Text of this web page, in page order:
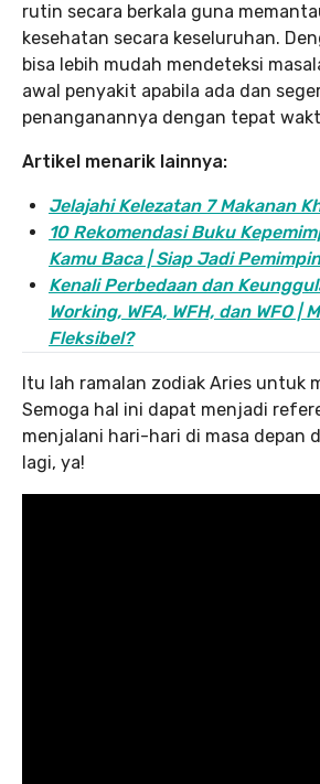
rutin secara berkala guna
kesehatan secara keseluruhan.
bisa lebih mudah mendeteksi
awal penyakit apabila ada dan
penanganannya dengan tepat
Artikel menarik lainnya:
Jelajahi Kelezatan 7 Makanan
10 Rekomendasi Buku
Kamu Baca | Siap Jadi
Kenali Perbedaan dan
Working, WFA, WFH, dan WFO |
Fleksibel?
Itu lah ramalan zodiak Aries untuk
Semoga hal ini dapat menjadi
menjalani hari-hari di masa depan
lagi, ya!